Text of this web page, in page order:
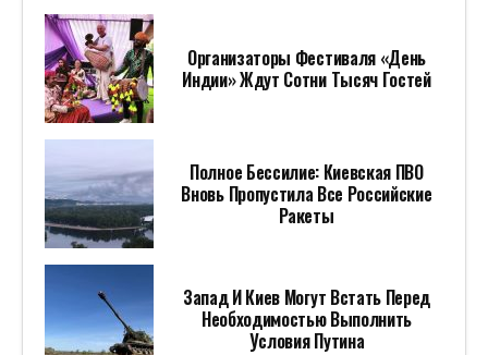
Организаторы Фестиваля «День
Индии» Ждут Сотни Тысяч Гостей
Полное Бессилие: Киевская ПВО
Вновь Пропустила Все Российские
Ракеты
Запад И Киев Могут Встать Перед
Необходимостью Выполнить
Условия Путина